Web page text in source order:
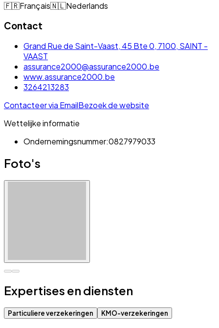
🇫🇷Français🇳🇱Nederlands
Contact
Grand Rue de Saint-Vaast, 45 Bte 0, 7100, SAINT -
VAAST
assurance2000@assurance2000.be
www.assurance2000.be
3264213283
Contacteer via EmailBezoek de website
Wettelijke informatie
Ondernemingsnummer:0827979033
Foto's
Expertises en diensten
Particuliere verzekeringen KMO-verzekeringen